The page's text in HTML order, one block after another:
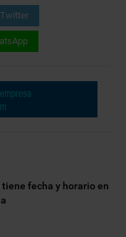
Twitter
tiene fecha y horario en